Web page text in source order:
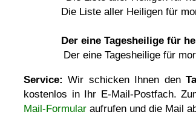
Die Liste aller Heiligen für
Der eine Tagesheilige für
Der eine Tagesheilige für
Service: Wir schicken Ihnen den
kostenlos in Ihr E-Mail-Postfach.
Mail-Formular aufrufen und die Mail